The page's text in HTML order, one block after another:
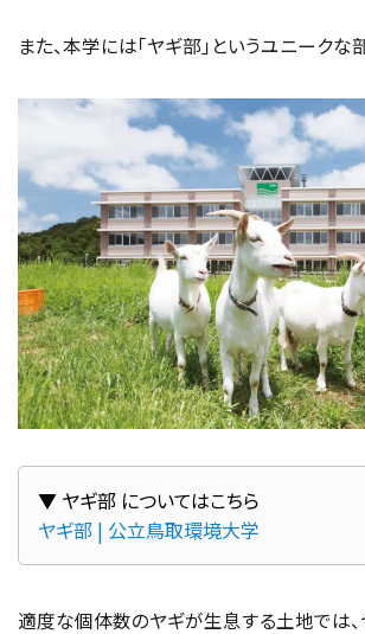
また、本学には「ヤギ部」というユニークな
ヤギ部 | 公立鳥取環境大学
適度な個体数のヤギが生息する土地では